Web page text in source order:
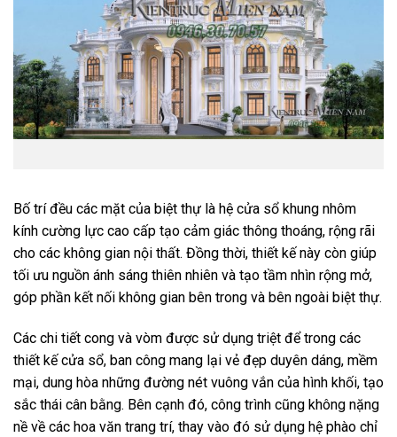
Bố trí đều các mặt của biệt thự là hệ cửa sổ khung nhôm
kính cường lực cao cấp tạo cảm giác thông thoáng, rộng rãi
cho các không gian nội thất. Đồng thời, thiết kế này còn giúp
tối ưu nguồn ánh sáng thiên nhiên và tạo tầm nhìn rộng mở,
góp phần kết nối không gian bên trong và bên ngoài biệt thự.
Các chi tiết cong và vòm được sử dụng triệt để trong các
thiết kế cửa sổ, ban công mang lại vẻ đẹp duyên dáng, mềm
mại, dung hòa những đường nét vuông vắn của hình khối, tạo
sắc thái cân bằng. Bên cạnh đó, công trình cũng không nặng
nề về các hoa văn trang trí, thay vào đó sử dụng hệ phào chỉ